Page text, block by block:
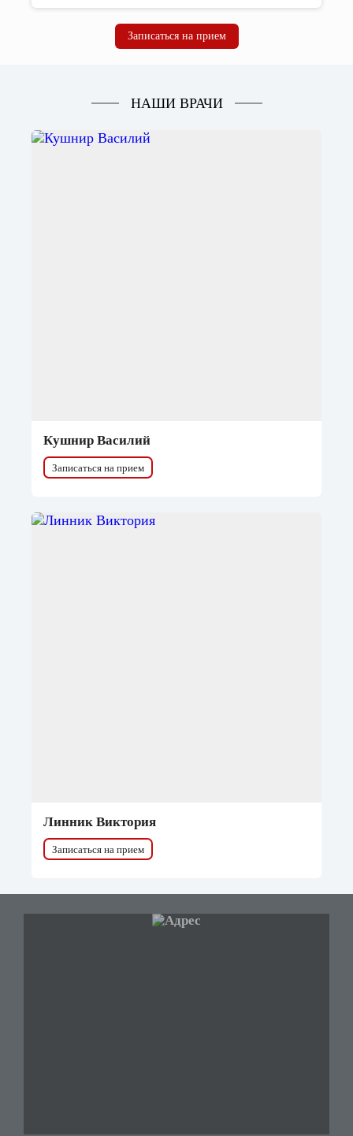
Записаться на прием
НАШИ ВРАЧИ
Кушнир Василий
Записаться на прием
Линник Виктория
Записаться на прием